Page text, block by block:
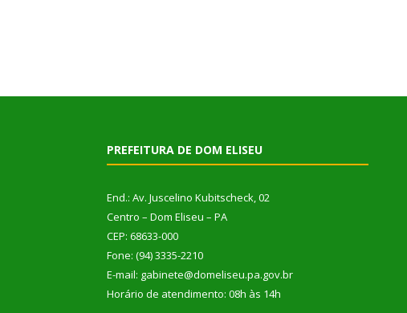
PREFEITURA DE DOM ELISEU
End.: Av. Juscelino Kubitscheck, 02
Centro – Dom Eliseu – PA
CEP: 68633-000
Fone: (94) 3335-2210
E-mail: gabinete@domeliseu.pa.gov.br
Horário de atendimento: 08h às 14h